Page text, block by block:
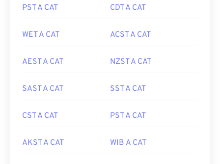
PST A CAT CDT A CAT
WET A CAT ACST A CAT
AEST A CAT NZST A CAT
SAST A CAT SST A CAT
CST A CAT PST A CAT
AKST A CAT WIB A CAT